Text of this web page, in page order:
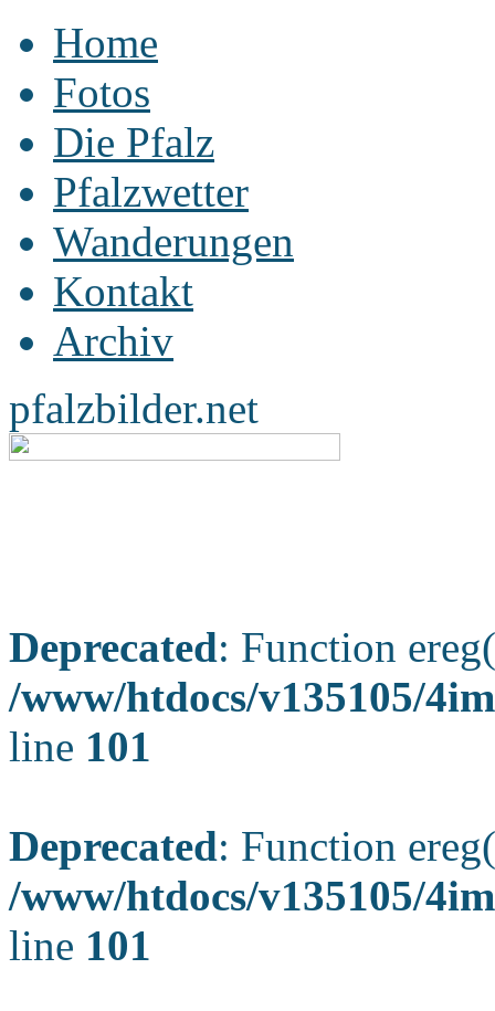
Home
Fotos
Die Pfalz
Pfalzwetter
Wanderungen
Kontakt
Archiv
pfalzbilder.net
Deprecated: Function
/www/htdocs/v135105/
line 101
Deprecated: Function
/www/htdocs/v135105/
line 101